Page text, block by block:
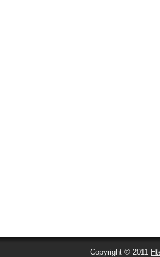
Copyright © 2011